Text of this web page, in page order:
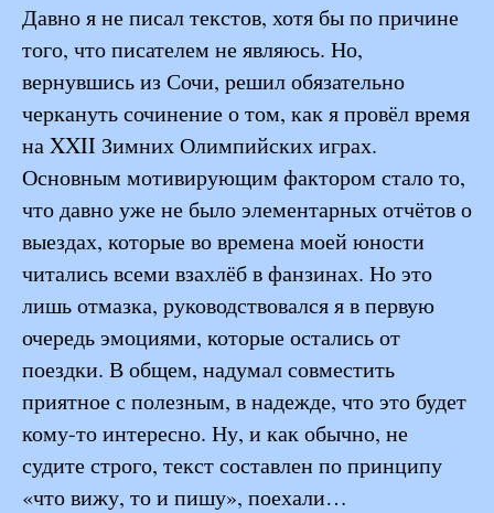
Давно я не писал текстов, хотя бы по причине
того, что писателем не являюсь. Но,
вернувшись из Сочи, решил обязательно
черкануть сочинение о том, как я провёл время
на XXII Зимних Олимпийских играх.
Основным мотивирующим фактором стало то,
что давно уже не было элементарных отчётов о
выездах, которые во времена моей юности
читались всеми взахлёб в фанзинах. Но это
лишь отмазка, руководствовался я в первую
очередь эмоциями, которые остались от
поездки. В общем, надумал совместить
приятное с полезным, в надежде, что это будет
кому-то интересно. Ну, и как обычно, не
судите строго, текст составлен по принципу
«что вижу, то и пишу», поехали…